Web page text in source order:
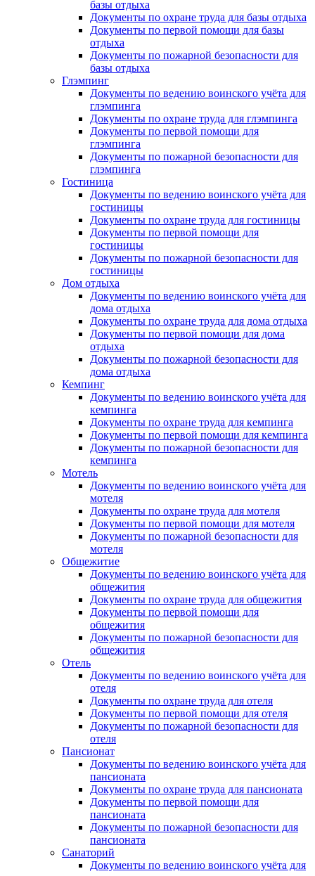
базы отдыха
Документы по охране труда для базы отдыха
Документы по первой помощи для базы
отдыха
Документы по пожарной безопасности для
базы отдыха
Глэмпинг
Документы по ведению воинского учёта для
глэмпинга
Документы по охране труда для глэмпинга
Документы по первой помощи для
глэмпинга
Документы по пожарной безопасности для
глэмпинга
Гостиница
Документы по ведению воинского учёта для
гостиницы
Документы по охране труда для гостиницы
Документы по первой помощи для
гостиницы
Документы по пожарной безопасности для
гостиницы
Дом отдыха
Документы по ведению воинского учёта для
дома отдыха
Документы по охране труда для дома отдыха
Документы по первой помощи для дома
отдыха
Документы по пожарной безопасности для
дома отдыха
Кемпинг
Документы по ведению воинского учёта для
кемпинга
Документы по охране труда для кемпинга
Документы по первой помощи для кемпинга
Документы по пожарной безопасности для
кемпинга
Мотель
Документы по ведению воинского учёта для
мотеля
Документы по охране труда для мотеля
Документы по первой помощи для мотеля
Документы по пожарной безопасности для
мотеля
Общежитие
Документы по ведению воинского учёта для
общежития
Документы по охране труда для общежития
Документы по первой помощи для
общежития
Документы по пожарной безопасности для
общежития
Отель
Документы по ведению воинского учёта для
отеля
Документы по охране труда для отеля
Документы по первой помощи для отеля
Документы по пожарной безопасности для
отеля
Пансионат
Документы по ведению воинского учёта для
пансионата
Документы по охране труда для пансионата
Документы по первой помощи для
пансионата
Документы по пожарной безопасности для
пансионата
Санаторий
Документы по ведению воинского учёта для